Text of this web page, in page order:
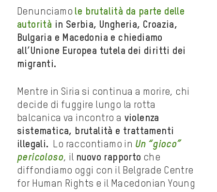
Denunciamo le brutalità da parte delle
autorità in Serbia, Ungheria, Croazia,
Bulgaria e Macedonia e chiediamo
all’Unione Europea tutela dei diritti dei
migranti.
Mentre in Siria si continua a morire, chi
decide di fuggire lungo la rotta
balcanica va incontro a violenza
sistematica, brutalità e trattamenti
illegali. Lo raccontiamo in Un “gioco”
pericoloso, il nuovo rapporto che
diffondiamo oggi con il Belgrade Centre
for Human Rights e il Macedonian Young